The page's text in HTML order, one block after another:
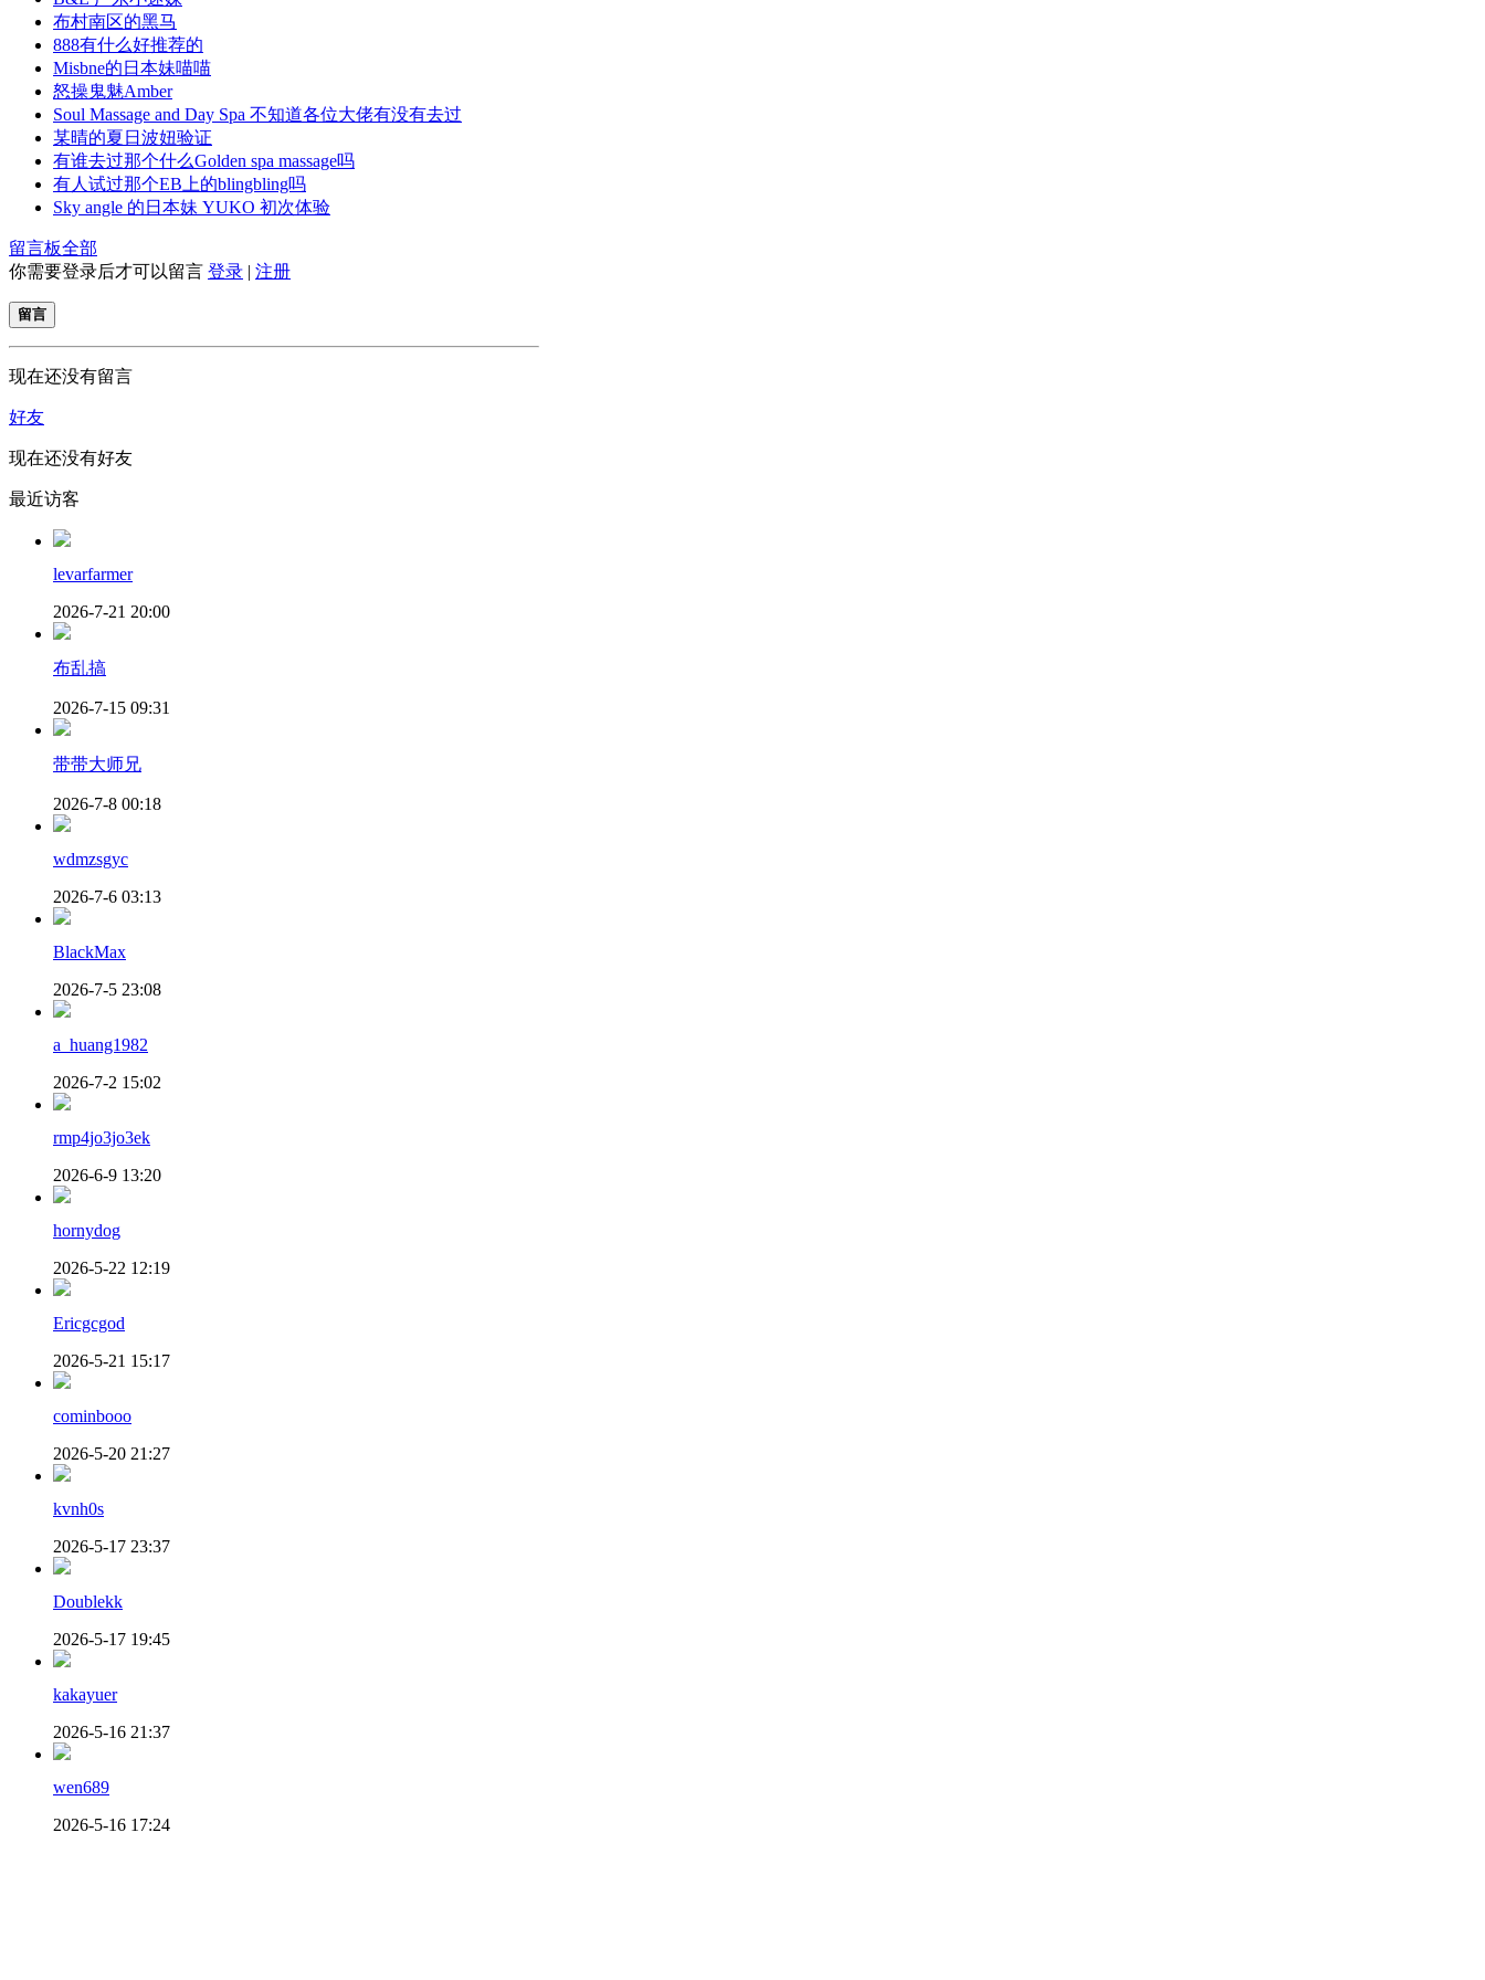
布村南区的黑马
888有什么好推荐的
Misbne的日本妹喵喵
怒操鬼魅Amber
Soul Massage and Day Spa 不知道各位大佬有没有去过
某晴的夏日波妞验证
有谁去过那个什么Golden spa massage吗
有人试过那个EB上的blingbling吗
Sky angle 的日本妹 YUKO 初次体验
留言板全部
你需要登录后才可以留言 登录 | 注册
留言
现在还没有留言
好友
现在还没有好友
最近访客
levarfarmer
2026-7-21 20:00
布乱搞
2026-7-15 09:31
带带大师兄
2026-7-8 00:18
wdmzsgyc
2026-7-6 03:13
BlackMax
2026-7-5 23:08
a_huang1982
2026-7-2 15:02
rmp4jo3jo3ek
2026-6-9 13:20
hornydog
2026-5-22 12:19
Ericgcgod
2026-5-21 15:17
cominbooo
2026-5-20 21:27
kvnh0s
2026-5-17 23:37
Doublekk
2026-5-17 19:45
kakayuer
2026-5-16 21:37
wen689
2026-5-16 17:24